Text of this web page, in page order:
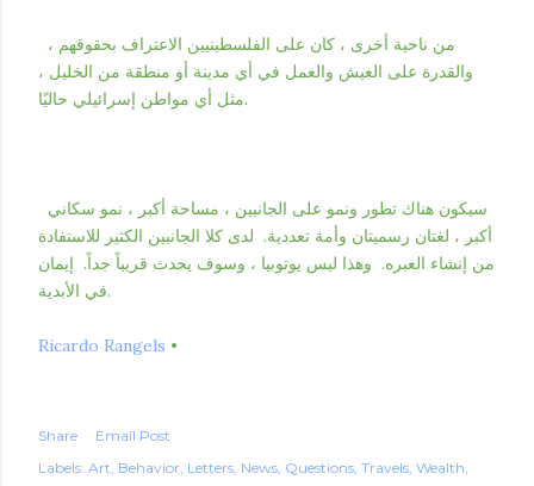
والقدرة على العيش والعمل في أي مدينة أو منطقة من الخليل ،
مثل أي مواطن إسرائيلي حاليًا.
أكبر ، لغتان رسميتان وأمة تعددية. لدى كلا الجانبين الكثير للاستفادة
من إنشاء العبره. وهذا ليس يوتوبيا ، وسوف يحدث قريباً جداً. إيمان
في الأبدية.
Ricardo Rangels •
Share
Email Post
Labels: Art Behavior Letters News Questions Travels Wealth